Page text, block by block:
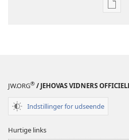
JW.ORG® / JEHOVAS VIDNERS
Indstillinger for udseende
Hurtige links